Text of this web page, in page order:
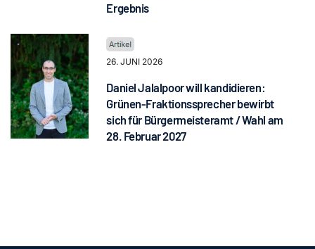
Ergebnis
26. JUNI 2026
Daniel Jalalpoor will kandidieren:
Grünen-Fraktionssprecher bewirbt
sich für Bürgermeisteramt / Wahl am
28. Februar 2027